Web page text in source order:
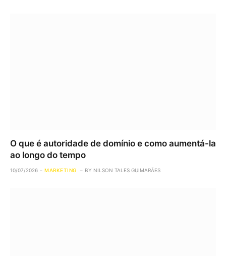
O que é autoridade de domínio e como aumentá-la
ao longo do tempo
10/07/2026 MARKETING BY NILSON TALES GUIMARÃES